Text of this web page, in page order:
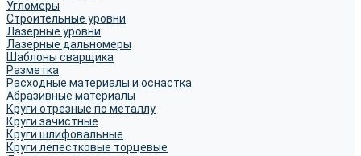
Угломеры
Строительные уровни
Лазерные уровни
Лазерные дальномеры
Шаблоны сварщика
Разметка
Расходные материалы и оснастка
Абразивные материалы
Круги отрезные по металлу
Круги зачистные
Круги шлифовальные
Круги лепестковые торцевые